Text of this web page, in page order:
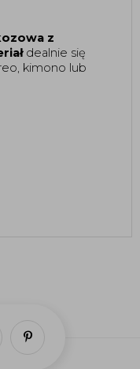
z
dealnie się
kimono lub